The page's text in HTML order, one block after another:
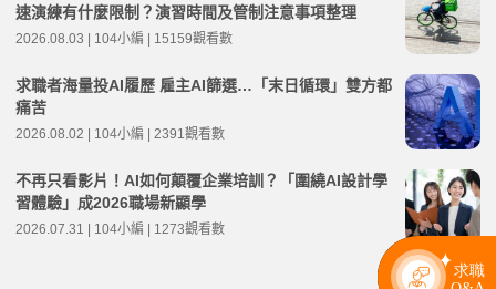
速演練有什麼限制？演習時間及管制注意事項整理
2026.08.03 | 104小編 | 15159觀看數
求職者海量投AI履歷 雇主AI篩選…「末日循環」雙方都
痛苦
2026.08.02 | 104小編 | 2391觀看數
不再只看影片！AI如何顛覆企業培訓？「圍繞AI設計學
習體驗」成2026職場新顯學
2026.07.31 | 104小編 | 1273觀看數